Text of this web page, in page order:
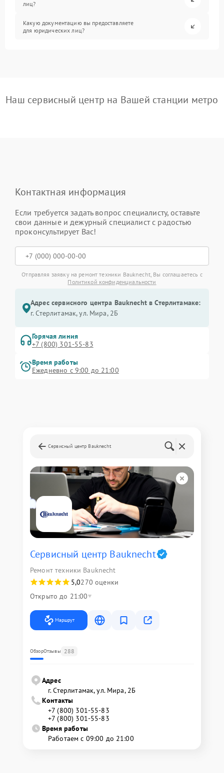
лиц?
Какую документацию вы предоставляете
для юридических лиц?
Наш сервисный центр на Вашей станции метро
Контактная информация
Если требуется задать вопрос специалисту, оставьте
свои данные и дежурный специалист с радостью
проконсультирует Вас!
Отправляя заявку на ремонт техники Bauknecht, Вы соглашаетесь с
Политикой конфиденциальности
Адрес сервисного центра Bauknecht в Стерлитамаке:
г. Стерлитамак, ул. Мира, 2Б
Горячая линия
+7 (800) 301-55-83
Время работы
Ежедневно с 9:00 до 21:00
Сервисный центр Bauknecht
Сервисный центр Bauknecht
Ремонт техники Bauknecht
5,0270 оценки
Открыто до 21:00
Маршрут
ОбзорОтзывы 288
Адрес
г. Стерлитамак, ул. Мира, 2Б
Контакты
+7 (800) 301-55-83
+7 (800) 301-55-83
Время работы
Работаем с 09:00 до 21:00